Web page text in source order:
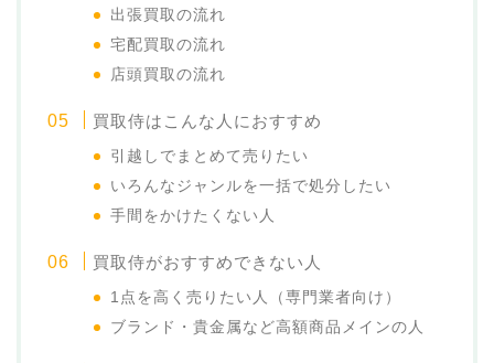
出張買取の流れ
宅配買取の流れ
店頭買取の流れ
買取侍はこんな人におすすめ
引越しでまとめて売りたい
いろんなジャンルを一括で処分したい
手間をかけたくない人
買取侍がおすすめできない人
1点を高く売りたい人（専門業者向け）
ブランド・貴金属など高額商品メインの人